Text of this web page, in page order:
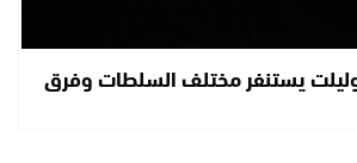
يستنفر مختلف السلطات وفرق